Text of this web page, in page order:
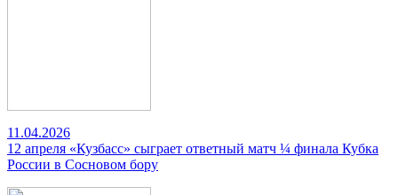
11.04.2026
12 апреля «Кузбасс» сыграет ответный матч ¼ финала Кубка
России в Сосновом бору